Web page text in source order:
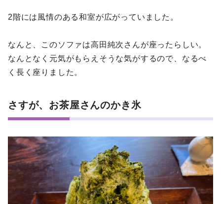
2階には風情のある和室が広がっていました。
なんと、このソファは高田純次さんが座ったらしい。
なんとなく元気がもらえそうな気がするので、なるべ
く長く座りました。
さすが、お茶屋さんのかき氷